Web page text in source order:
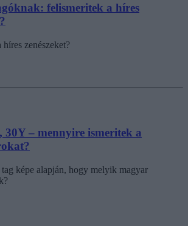
felismeritek a híres
zenészeket?
– mennyire ismeritek a
képe alapján, hogy melyik magyar